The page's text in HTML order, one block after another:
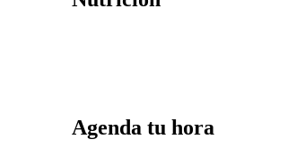
Agenda tu hora